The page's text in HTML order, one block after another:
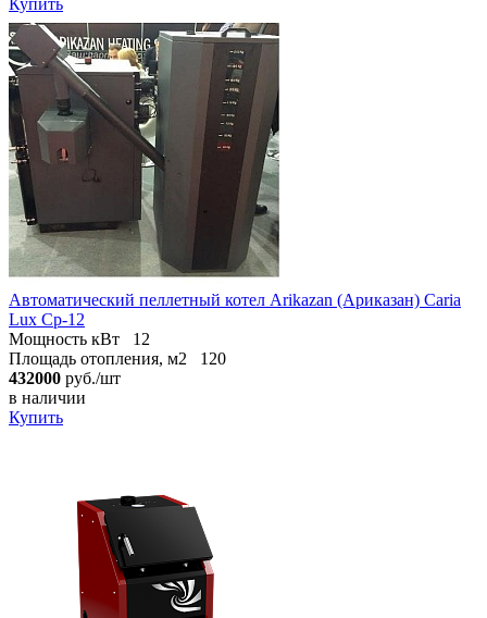
Автоматический пеллетный котел Arikazan (Ариказан) Caria
Lux Cp-12
Мощность кВт
12
Площадь отопления, м2
120
432000 руб./шт
в наличии
Купить